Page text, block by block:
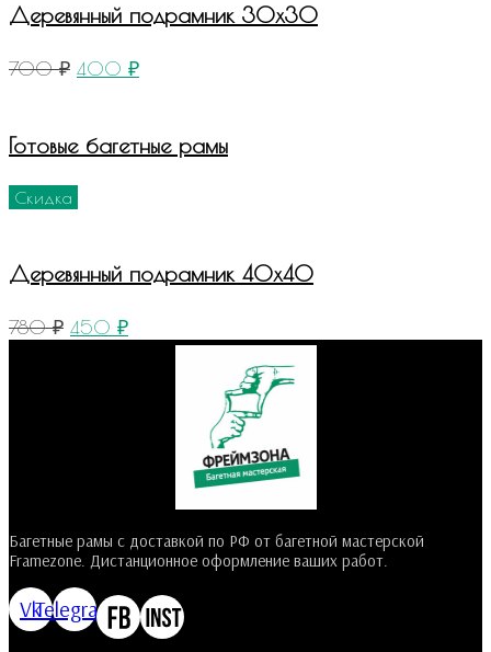
Деревянный подрамник 30х30
700₽ 400 ₽
Готовые багетные рамы
Скидка
Деревянный подрамник 40х40
780₽ 450 ₽
Багетные рамы с доставкой по РФ от багетной мастерской
Framezone. Дистанционное оформление ваших работ.
VkTelegram